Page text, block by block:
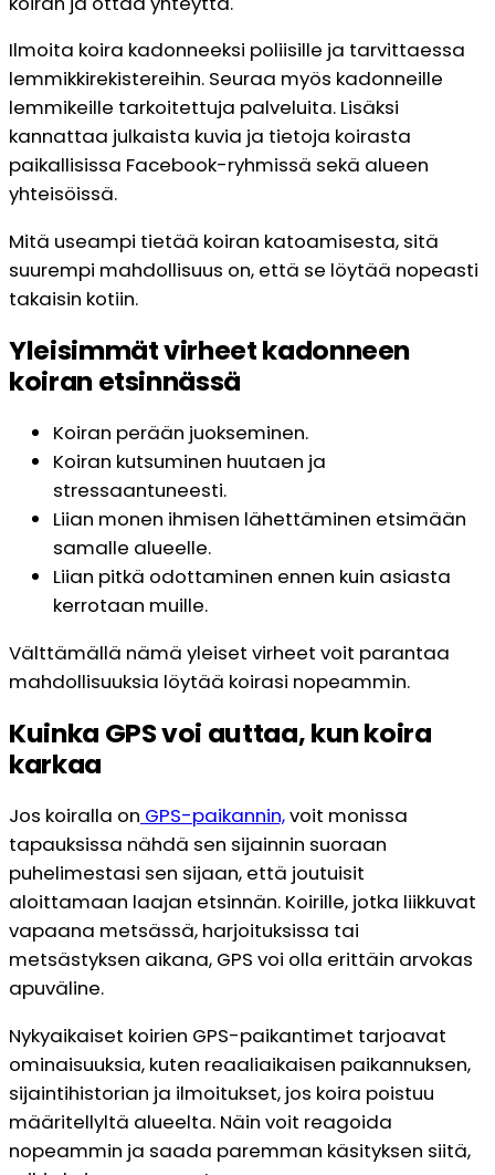
Ilmoita koira kadonneeksi poliisille ja tarvittaessa
lemmikkirekistereihin. Seuraa myös kadonneille
lemmikeille tarkoitettuja palveluita. Lisäksi
kannattaa julkaista kuvia ja tietoja koirasta
paikallisissa Facebook-ryhmissä sekä alueen
yhteisöissä.
Mitä useampi tietää koiran katoamisesta, sitä
suurempi mahdollisuus on, että se löytää nopeasti
takaisin kotiin.
Yleisimmät virheet kadonneen
koiran etsinnässä
Koiran perään juokseminen.
Koiran kutsuminen huutaen ja
stressaantuneesti.
Liian monen ihmisen lähettäminen etsimään
samalle alueelle.
Liian pitkä odottaminen ennen kuin asiasta
kerrotaan muille.
Välttämällä nämä yleiset virheet voit parantaa
mahdollisuuksia löytää koirasi nopeammin.
Kuinka GPS voi auttaa, kun koira
karkaa
Jos koiralla on GPS-paikannin,voit monissa
tapauksissa nähdä sen sijainnin suoraan
puhelimestasi sen sijaan, että joutuisit
aloittamaan laajan etsinnän. Koirille, jotka liikkuvat
vapaana metsässä, harjoituksissa tai
metsästyksen aikana, GPS voi olla erittäin arvokas
apuväline.
Nykyaikaiset koirien GPS-paikantimet tarjoavat
ominaisuuksia, kuten reaaliaikaisen paikannuksen,
sijaintihistorian ja ilmoitukset, jos koira poistuu
määritellyltä alueelta. Näin voit reagoida
nopeammin ja saada paremman käsityksen siitä,